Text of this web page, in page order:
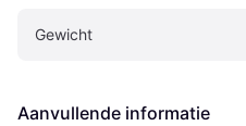
Gewicht
Aanvullende informatie